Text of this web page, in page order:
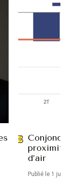
proximité
d’air
Publié le 1 juin